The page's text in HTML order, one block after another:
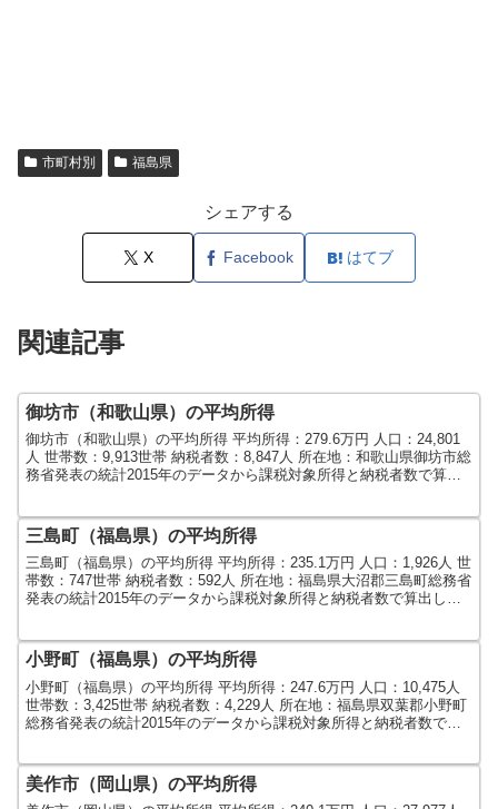
市町村別 福島県
シェアする
X Facebook はてブ
関連記事
御坊市（和歌山県）の平均所得
御坊市（和歌山県）の平均所得 平均所得：279.6万円 人口：24,801
人 世帯数：9,913世帯 納税者数：8,847人 所在地：和歌山県御坊市総
務省発表の統計2015年のデータから課税対象所得と納税者数で算出
三島町（福島県）の平均所得
三島町（福島県）の平均所得 平均所得：235.1万円 人口：1,926人 世
帯数：747世帯 納税者数：592人 所在地：福島県大沼郡三島町総務省
発表の統計2015年のデータから課税対象所得と納税者数で算出しま
小野町（福島県）の平均所得
小野町（福島県）の平均所得 平均所得：247.6万円 人口：10,475人
世帯数：3,425世帯 納税者数：4,229人 所在地：福島県双葉郡小野町
総務省発表の統計2015年のデータから課税対象所得と納税者数で算
美作市（岡山県）の平均所得